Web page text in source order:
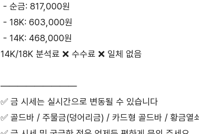
- 순금: 817,000원
- 18K: 603,000원
- 14K: 468,000원
14K/18K 분석료 ❌ 수수료 ❌ 일체 없음
—————————
✅ 금 시세는 실시간으로 변동될 수 있습니다
✅ 골드바 / 주물금(덩어리금) / 카드형 골드바 / 황금열